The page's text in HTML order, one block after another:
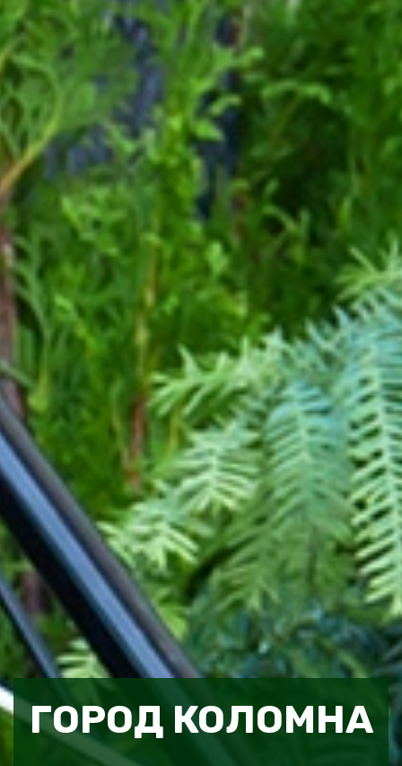
ГОРОД КОЛОМНА